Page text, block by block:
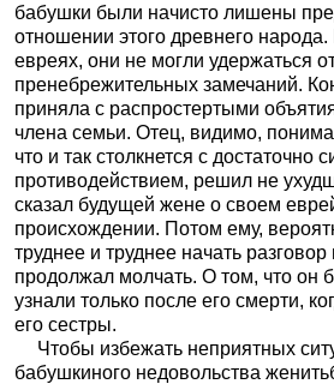
бабушки были начисто лишены
отношении этого древнего народа.
евреях, они не могли удержаться
пренебрежительных замечаний.
приняла с распростертыми
члена семьи. Отец, видимо,
что и так столкнется с достаточно
противодействием, решил не
сказал будущей жене о своем
происхождении. Потом ему,
труднее и труднее начать разговор
продолжал молчать. О том, что он
узнали только после его смерти,
его сестры.
Чтобы избежать неприятных
бабушкиного недовольства